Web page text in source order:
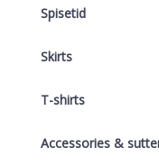
Spisetid
Skirts
T-shirts
Accessories &